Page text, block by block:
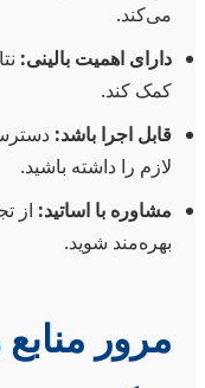
می‌کند.
دارای اهمیت بالینی:
کمک کند.
قابل اجرا باشد:
لازم را داشته باشید.
مشاوره با اساتید: از
بهره‌مند شوید.
مرور